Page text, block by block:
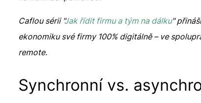
Caflou sérii " Jak řídit firmu a tým na dálku"
ekonomiku své firmy 100% digitálně – ve
remote.
Synchronní vs.